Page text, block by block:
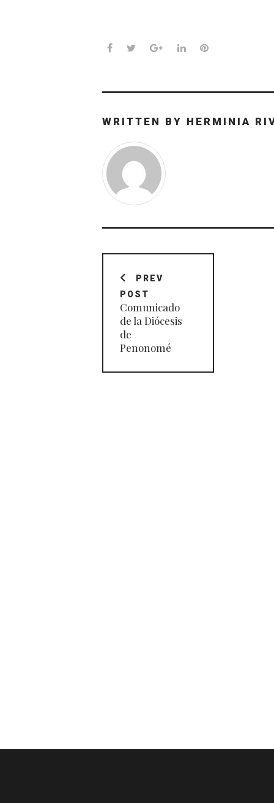
Facebook
TwitterGoogle+LinkedInPinterest
WRITTEN BY HERMINIA
de
entradas
PREV
POST
Comunicado
de la Diócesis
de
Penonomé